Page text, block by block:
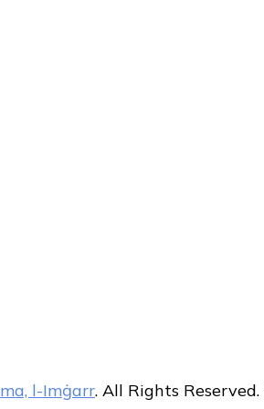
l-Imġarr. All Rights Reserved.